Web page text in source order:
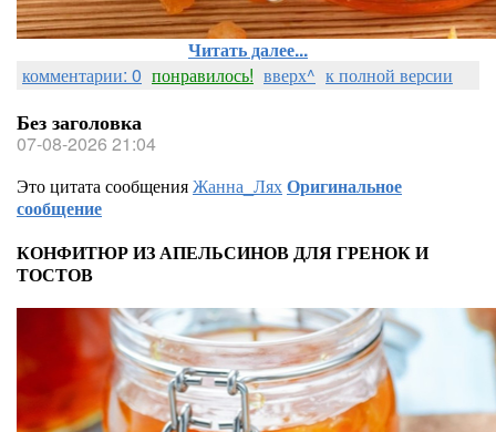
Читать далее...
комментарии: 0 понравилось! вверх^ к полной версии
Без заголовка
07-08-2026 21:04
Это цитата сообщенияЖанна_ЛяхОригинальное
сообщение
КОНФИТЮР ИЗ АПЕЛЬСИНОВ ДЛЯ ГРЕНОК И
ТОСТОВ